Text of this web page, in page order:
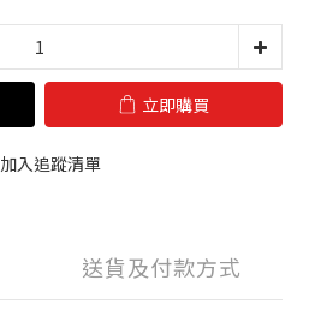
立即購買
加入追蹤清單
送貨及付款方式